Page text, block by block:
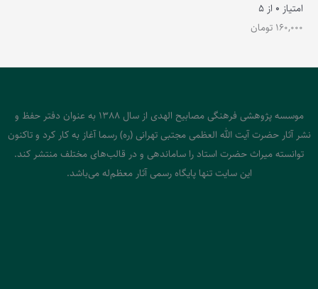
امتیاز 0 از 5
160,000 تومان
موسسه پژوهشی فرهنگی مصابیح الهدی از سال 1388 به عنوان دفتر حفظ و
نشر آثار حضرت آیت الله العظمی مجتبی تهرانی (ره) رسما آغاز به کار کرد و تاکنون
توانسته میراث حضرت استاد را ساماندهی و در قالب‌های مختلف منتشر کند.
این سایت تنها پایگاه رسمی آثار معظم‌له می‌باشد.